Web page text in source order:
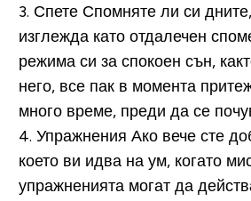
3. СпетеСпомняте ли си дните,
изглежда като отдалечен
режима си за спокоен сън,
него, все пак в момента
много време, преди да се
4. Упражнения Ако вече сте
което ви идва на ум, когато
упражненията могат да